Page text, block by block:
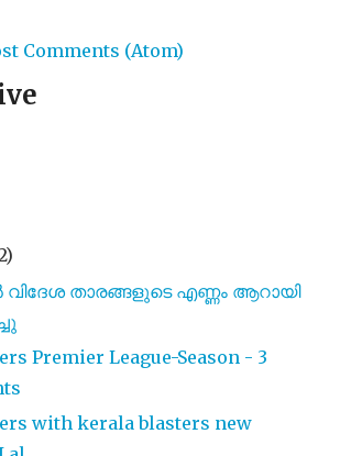
Comments (Atom)
താരങ്ങളുടെ എണ്ണം ആറായി
Premier League-Season - 3
with kerala blasters new